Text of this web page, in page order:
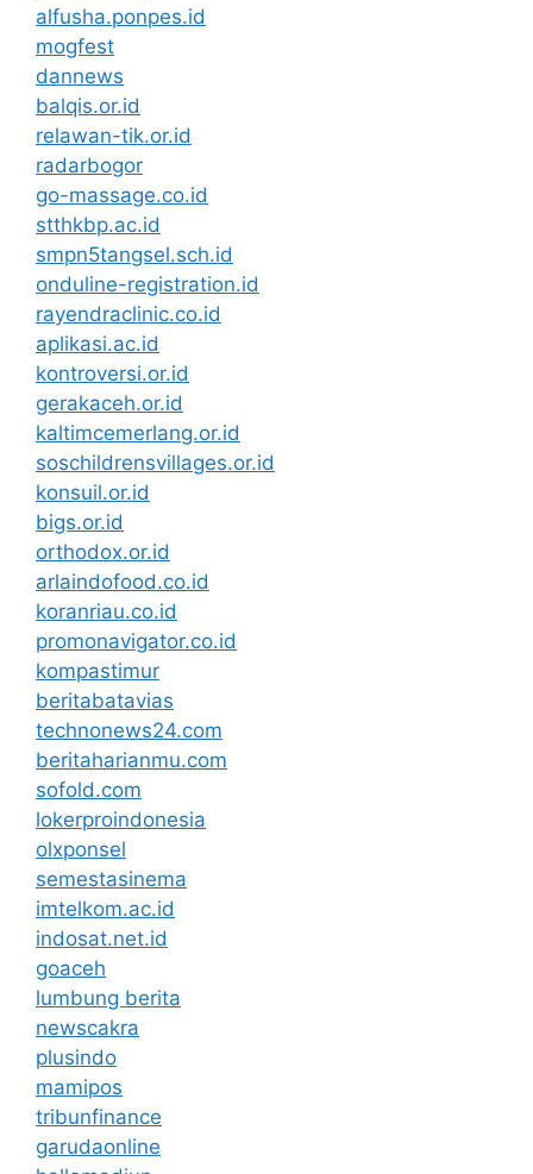
alfusha.ponpes.id
mogfest
dannews
balqis.or.id
relawan-tik.or.id
radarbogor
go-massage.co.id
stthkbp.ac.id
smpn5tangsel.sch.id
onduline-registration.id
rayendraclinic.co.id
aplikasi.ac.id
kontroversi.or.id
gerakaceh.or.id
kaltimcemerlang.or.id
soschildrensvillages.or.id
konsuil.or.id
bigs.or.id
orthodox.or.id
arlaindofood.co.id
koranriau.co.id
promonavigator.co.id
kompastimur
beritabatavias
technonews24.com
beritaharianmu.com
sofold.com
lokerproindonesia
olxponsel
semestasinema
imtelkom.ac.id
indosat.net.id
goaceh
lumbung berita
newscakra
plusindo
mamipos
tribunfinance
garudaonline